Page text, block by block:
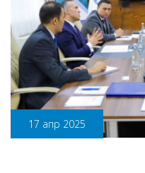
17 апр 2025